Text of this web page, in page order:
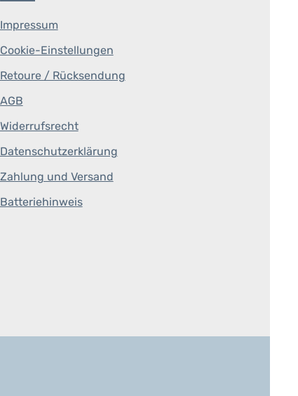
Impressum
Cookie-Einstellungen
Retoure / Rücksendung
AGB
Widerrufsrecht
Datenschutzerklärung
Zahlung und Versand
Batteriehinweis